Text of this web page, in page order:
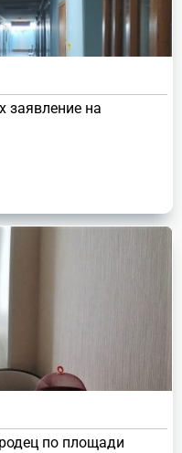
заявление на
по площади